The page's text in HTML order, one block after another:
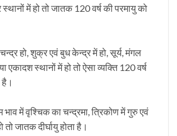
में हो तो जातक 120 वर्ष की परमायु को
हो, शुक्र एवं बुध केन्द्र में हो, सूर्य, मंगल
एकादश स्थानों में हो तो ऐसा व्यक्ति 120 वर्ष
है।
में वृश्चिक का चन्द्रमा, त्रिकोण में गुरु एवं
जातक दीर्घायु होता है।